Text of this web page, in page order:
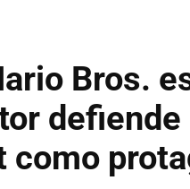
Bros.
defiende
como